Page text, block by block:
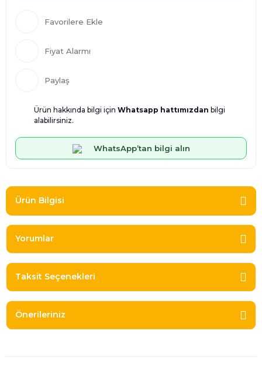
Fiyat Alarmı
Paylaş
Ürün hakkında bilgi için Whatsapp hattımızdan bilgi
alabilirsiniz.
WhatsApp’tan bilgi alın
Ürün Bilgisi
Yorumlar
Taksit Seçenekleri
Önerileriniz